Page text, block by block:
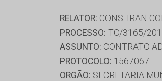
RELATOR: CONS. IRAN
PROCESSO: TC/3165/
ASSUNTO: CONTRATO
PROTOCOLO: 1567067
ORGÃO: SECRETARIA